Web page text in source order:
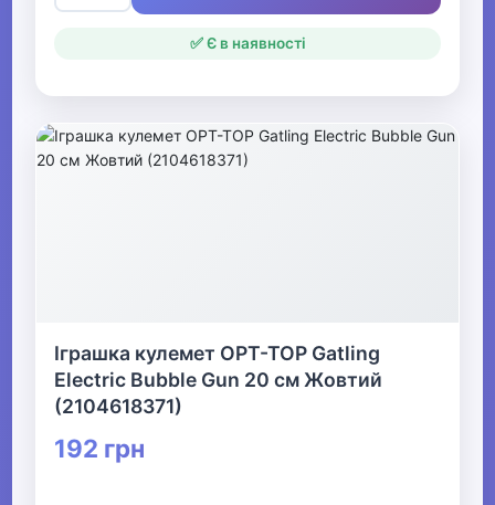
✅ Є в наявності
Іграшка кулемет OPT-TOP Gatling
Electric Bubble Gun 20 см Жовтий
(2104618371)
192 грн